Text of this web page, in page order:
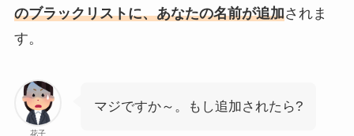
のブラックリストに、あなたの名前が追加されま
す。
花子
マジですか～。もし追加されたら?